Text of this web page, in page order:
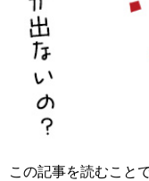
この記事を読むこと